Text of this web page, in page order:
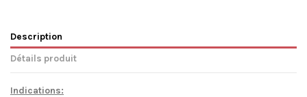
Description
Détails produit
Indications: